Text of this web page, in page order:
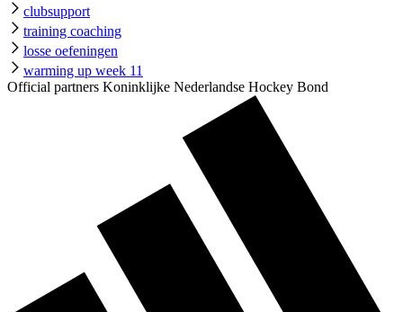
clubsupport
training coaching
losse oefeningen
warming up week 11
Official partners Koninklijke Nederlandse Hockey Bond